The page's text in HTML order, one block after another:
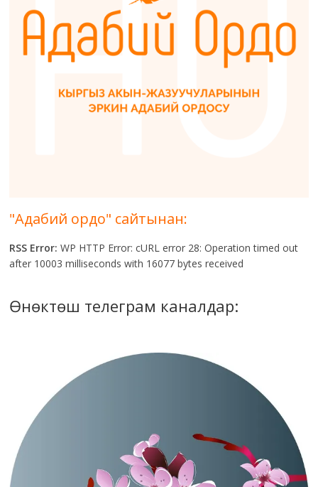
"Адабий ордо" сайтынан:
RSS Error: WP HTTP Error: cURL error 28: Operation timed out
after 10003 milliseconds with 16077 bytes received
Өнөктөш телеграм каналдар: